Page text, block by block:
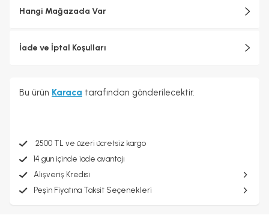
Hangi Mağazada Var
İade ve İptal Koşulları
Bu ürün Karaca tarafından gönderilecektir.
2500 TL ve üzeri ücretsiz kargo
14 gün içinde iade avantajı
Alışveriş Kredisi
Peşin Fiyatına Taksit Seçenekleri